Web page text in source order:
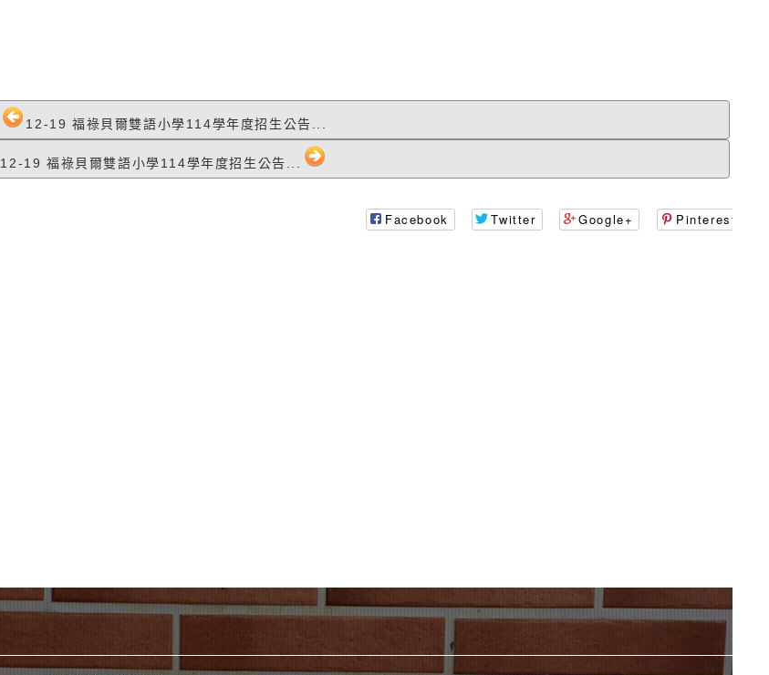
12-19 福祿貝爾雙語小學114學年度招生公告...
12-19 福祿貝爾雙語小學114學年度招生公告...
Facebook Twitter Google+ Pinterest